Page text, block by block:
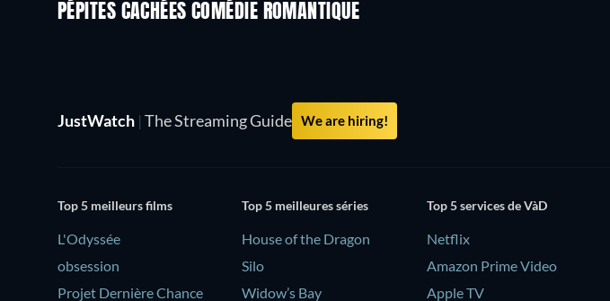
PÉPITES CACHÉES COMÉDIE ROMANTIQUE
JustWatch | The Streaming Guide We are hiring!
Top 5 meilleurs films
L'Odyssée
obsession
Projet Dernière Chance
Top 5 meilleures séries
House of the Dragon
Silo
Widow’s Bay
Top 5 services de VàD
Netflix
Amazon Prime Video
Apple TV